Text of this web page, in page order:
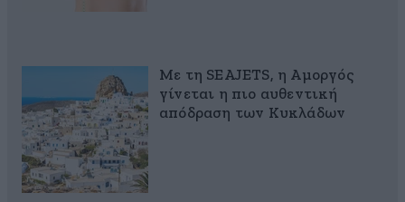
Με τη SEAJETS, η Αμοργός
γίνεται η πιο αυθεντική
απόδραση των Κυκλάδων